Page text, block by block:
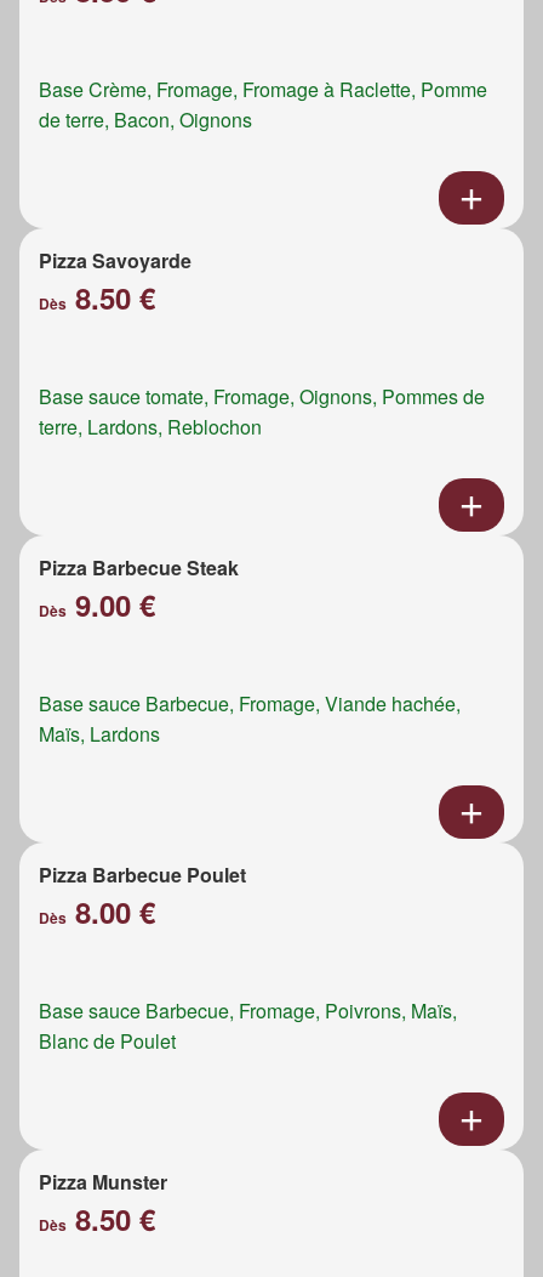
Base Crème, Fromage, Fromage à Raclette, Pomme
de terre, Bacon, Oignons
Pizza Savoyarde
Dès 8.50 €
Base sauce tomate, Fromage, Oignons, Pommes de
terre, Lardons, Reblochon
Pizza Barbecue Steak
Dès 9.00 €
Base sauce Barbecue, Fromage, Viande hachée,
Maïs, Lardons
Pizza Barbecue Poulet
Dès 8.00 €
Base sauce Barbecue, Fromage, Poivrons, Maïs,
Blanc de Poulet
Pizza Munster
Dès 8.50 €